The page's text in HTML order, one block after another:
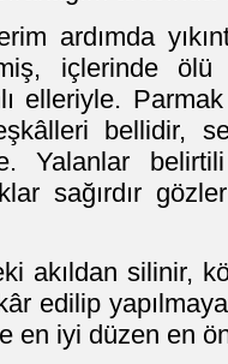
ardımda
içlerinde ölü
elleriyle.
bellidir,
Yalanlar
sağırdır
akıldan silinir,
edilip
en iyi düzen en